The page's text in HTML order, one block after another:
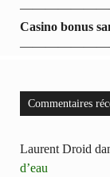
Casino bonus
Commentaires
Laurent Droid
d’eau